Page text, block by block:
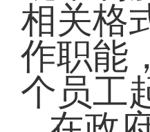
相关格
作职能
个员工